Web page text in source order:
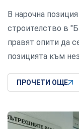
В нарочна
строителство в
правят опити да
позицията към
ПРОЧЕТИ ОЩЕ